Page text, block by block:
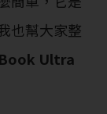
也幫大家整
Ultra